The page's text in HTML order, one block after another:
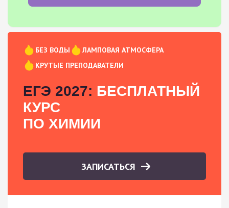
БЕЗ ВОДЫ
ЛАМПОВАЯ АТМОСФЕРА
КРУТЫЕ ПРЕПОДАВАТЕЛИ
ЕГЭ 2027: БЕСПЛАТНЫЙ
КУРС
ПО ХИМИИ
ЗАПИСАТЬСЯ